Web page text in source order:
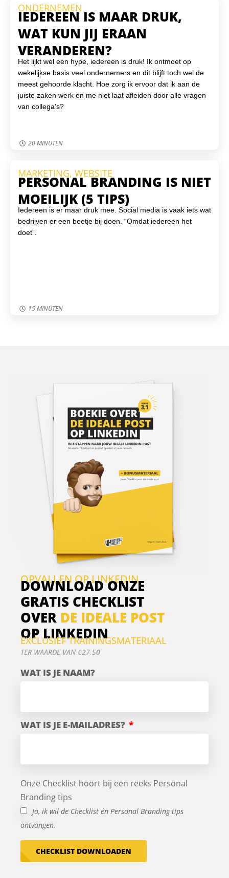
ONDERNEMEN
IEDEREEN IS MAAR DRUK,
WAT KUN JIJ ERAAN
VERANDEREN?
Het lijkt wel een hype, iedereen is druk! Ik ontmoet op
wekelijkse basis veel ondernemers en dit blijft toch wel de
meest gehoorde klacht. Hoe zorg ik ervoor dat ik aan de
juiste zaken werk en me niet laat afleiden door alle vragen
van collega’s?
20 MINUTEN
MARKETING, WEBSITE
PERSONAL BRANDING IS NIET
MOEILIJK (5 TIPS)
Iedereen is er maar druk mee. Social media is vaak iets wat
bedrijven er een beetje bij doen. “Omdat iedereen het
doet”.
15 MINUTEN
OPVALLEN OP LINKEDIN
DOWNLOAD ONZE
GRATIS CHECKLIST
OVER DE IDEALE POST
OP LINKEDIN
EXCLUSIEF TRAININGSMATERIAAL
TER WAARDE VAN €27,50
WAT IS JE NAAM?
WAT IS JE E-MAILADRES?
Onze Checklist hoort bij een reeks Personal
Branding tips
Ja, ik wil de Checklist én Personal Branding tips
ontvangen.
CHECKLIST DOWNLOADEN